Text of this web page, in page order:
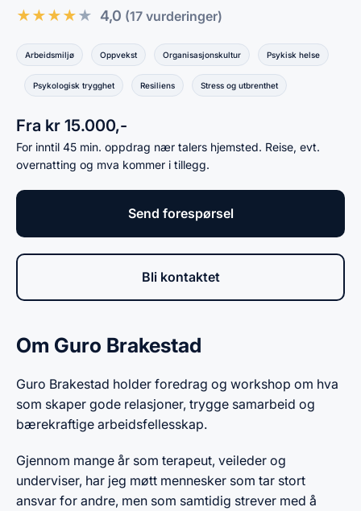
★★★★★ 4,0 (17 vurderinger)
Arbeidsmiljø Oppvekst Organisasjonskultur Psykisk helse
Psykologisk trygghet Resiliens Stress og utbrenthet
Fra kr 15.000,-
For inntil 45 min. oppdrag nær talers hjemsted. Reise, evt.
overnatting og mva kommer i tillegg.
Send forespørsel
Bli kontaktet
Om Guro Brakestad
Guro Brakestad holder foredrag og workshop om hva
som skaper gode relasjoner, trygge samarbeid og
bærekraftige arbeidsfellesskap.
Gjennom mange år som terapeut, veileder og
underviser, har jeg møtt mennesker som tar stort
ansvar for andre, men som samtidig strever med å